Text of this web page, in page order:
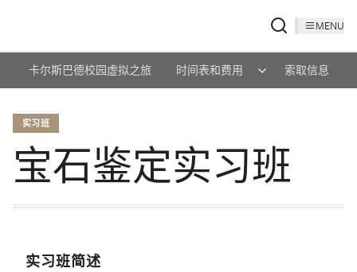
MENU
卡尔斯巴德校园虚拟之旅 时间表和费用 索取信息
实习班
宝石鉴定实习班
实习班简述